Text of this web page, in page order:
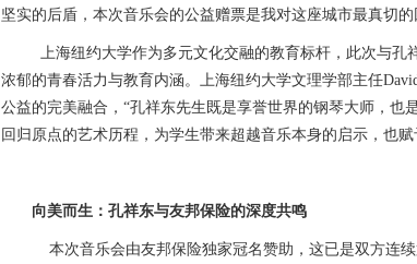
坚实的后盾，本次音乐会的公益赠票是我对这座城市最真切的
上海纽约大学作为多元文化交融的教育标杆，此次与孔
浓郁的青春活力与教育内涵。上海纽约大学文理学部主任
公益的完美融合，“孔祥东先生既是享誉世界的钢琴大师，也
回归原点的艺术历程，为学生带来超越音乐本身的启示，也
向美而生：孔祥东与友邦保险的深度共鸣
本次音乐会由友邦保险独家冠名赞助，这已是双方连